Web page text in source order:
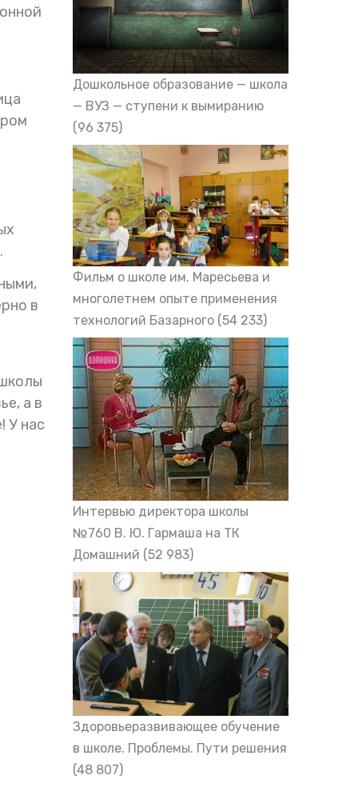
в
а в
У нас
Дошкольное образование — школа
— ВУЗ — ступени к вымиранию
(96 375)
Фильм о школе им. Маресьева и
многолетнем опыте применения
технологий Базарного (54 233)
Интервью директора школы
№760 В. Ю. Гармаша на ТК
Домашний (52 983)
Здоровьеразвивающее обучение
в школе. Проблемы. Пути решения
(48 807)